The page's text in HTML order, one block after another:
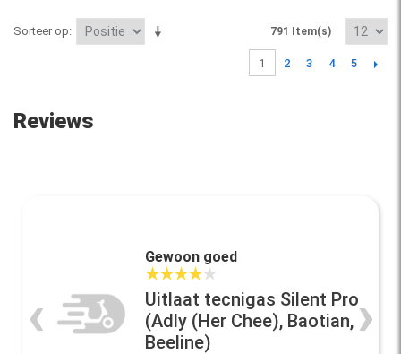
Sorteer op 791 Item(s)
1 2 3 4 5
Reviews
Gewoon goed
★★★★★
Uitlaat tecnigas Silent Pro
(Adly (Her Chee), Baotian,
Beeline)
‹ ›